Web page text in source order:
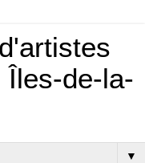
Îles-de-la-
▼